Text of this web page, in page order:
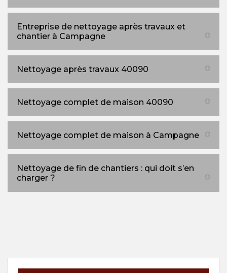
Entreprise de nettoyage après travaux et
chantier à Campagne
Nettoyage après travaux 40090
Nettoyage complet de maison 40090
Nettoyage complet de maison à Campagne
Nettoyage de fin de chantiers : qui doit s’en
charger ?